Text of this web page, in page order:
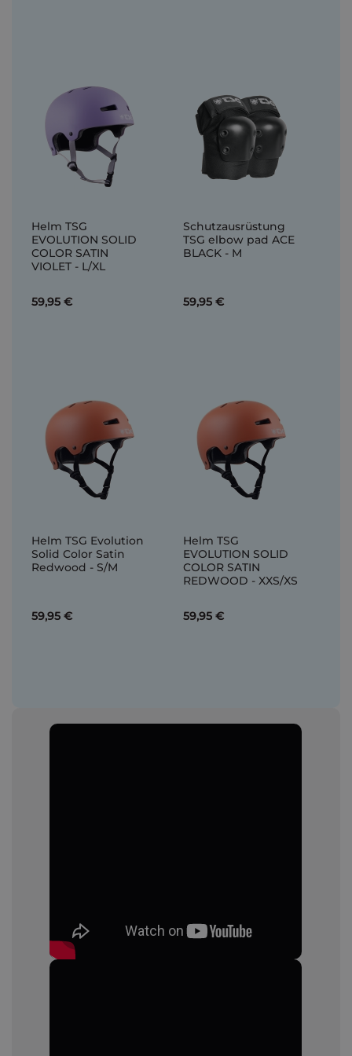
Helm TSG
EVOLUTION SOLID
COLOR SATIN
VIOLET - L/XL
59,95 €
Schutzausrüstung
TSG elbow pad ACE
BLACK - M
59,95 €
Helm TSG Evolution
Solid Color Satin
Redwood - S/M
59,95 €
Helm TSG
EVOLUTION SOLID
COLOR SATIN
REDWOOD - XXS/XS
59,95 €